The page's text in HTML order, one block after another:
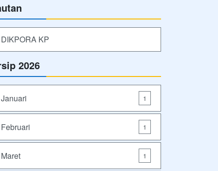
DIKPORA KP
2026
Januari 1
Februari 1
Maret 1